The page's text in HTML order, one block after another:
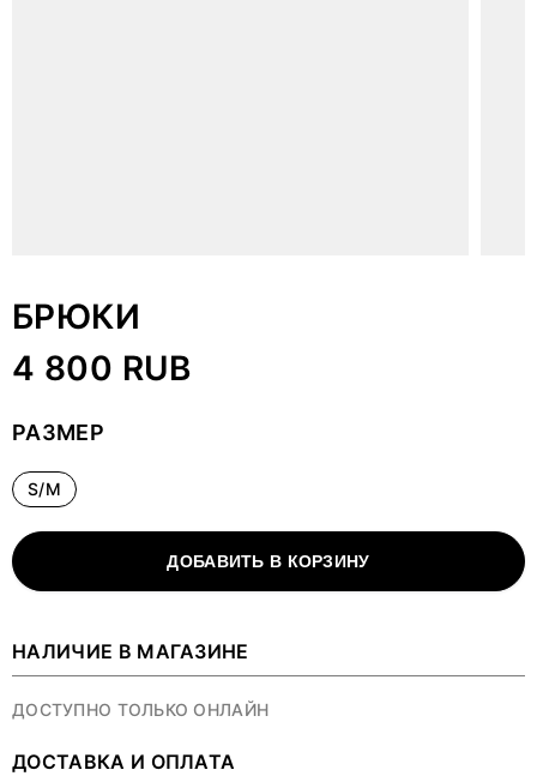
БРЮКИ
4 800 RUB
РАЗМЕР
S/M
ДОБАВИТЬ В КОРЗИНУ
НАЛИЧИЕ В МАГАЗИНЕ
ДОСТУПНО ТОЛЬКО ОНЛАЙН
ДОСТАВКА И ОПЛАТА